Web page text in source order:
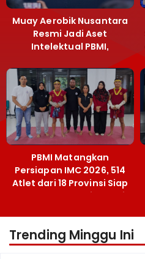
Muay Aerobik Nusantara
Resmi Jadi Aset
Intelektual PBMI,
Terobosan Bangun
Grassroots
PBMI Matangkan
Persiapan IMC 2026, 514
Atlet dari 18 Provinsi Siap
Berlaga Besok di Bekasi
Trending Minggu Ini